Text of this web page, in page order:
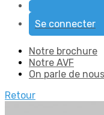
Se connecter
Notre brochure
Notre AVF
On parle de
Retour